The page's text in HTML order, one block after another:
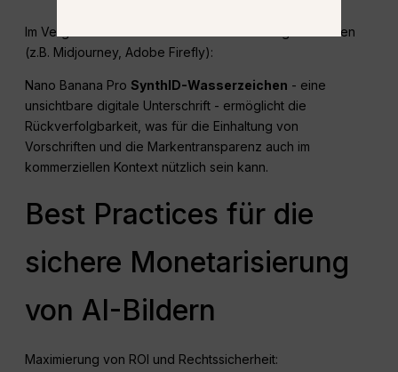
Im Vergleich zu anderen kommerziellen Bildgeneratoren
(z.B. Midjourney, Adobe Firefly):
Nano Banana ProSynthID-Wasserzeichen - eine
unsichtbare digitale Unterschrift - ermöglicht die
Rückverfolgbarkeit, was für die Einhaltung von
Vorschriften und die Markentransparenz auch im
kommerziellen Kontext nützlich sein kann.
Best Practices für die
sichere Monetarisierung
von AI-Bildern
Maximierung von ROI und Rechtssicherheit: